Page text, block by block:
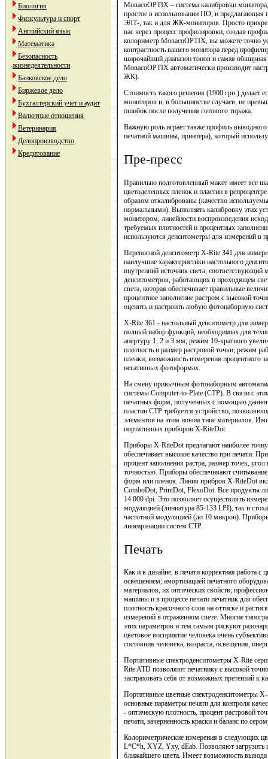
Биология
Физкультура и спорт
Английский язык
Математика
Безопасность
жизнедеятельности
Банковское дело
Биржевое дело
Бухгалтерский учет и аудит
Валютные отношения
Ветеринария
Делопроизводство
Кредитование
MonacoOPTIX – система калибровки
простое в использовании ПО, и
ЭЛТ-, так и для ЖК-мониторов. Просто
вас через процесс профилировки, создав
колориметр MonacoOPTIX, вы можете точно
контрастность вашего монитора перед
широчайший диапазон тонов и самая
MonacoOPTIX автоматически производит
ЖК).
Стоимость такого решения (1900 грн.) делает
мониторов и, в большинстве случаев, не
ошибок после получения готового тиража.
Важную роль играет также профиль
печатной машины, принтера), который
Пре-пресс
Правильно подготовленный макет имеет все
цветоделенных пленок и пластин в
образом откалиброваны (качество
нормальными). Выполнять калибровку этих
монитором, линейности воспроизведения
требуемых плотностей и процентных
используются денситометры для измерений
Переносной денситометр X-Rite 341 для
наилучшие характеристики настольного
внутренний источник света,
денситометров, работающих в проходящем
света, которая обеспечивает правильные
процентное заполнение растром с высокой
оценить и настроить любую фотонаборную
X-Rite 361 - настольный денситометр для
полный набор функций, необходимых для
апертуру 1, 2 и 3 мм; режим 10-кратного
плотность и размер растровой точки; режим
пленки; возможность измерения процентного
негативных фотоформах.
На смену привычным фотонаборным
системы Computer-to-Plate (CTP). В связи с
печатных форм, полученных с помощью
пластин CTP требуется устройство,
элементов на этом новом типе материалов.
портативных приборов X-RiteDot.
Приборы X-RiteDot предлагают наиболее
обеспечивает высокое качество при печати.
процент заполнения растра, размер точек,
точностью. Приборы обеспечивают
форм или пленок. Линия прибров X-RiteDot
ComboDot, PrintDot, FlexoDot. Все продукты
14 000 dpi. Это позволяет осуществлять
модуляцией (линиатура 85-133 LPI), так и
частотной модуляцией (до 10 микрон).
линеаризации систем CTP.
Печать
Как и в дизайне, в печати корректная работа
освещением; амортизацией печатного
материалов, их оптических свойств;
машины и в процессе печати печатник для
плотность красочного слоя на оттиске и
измерений в отраженном свете. Многие
этих параметров и тем самым рискуют
цветовое восприятие человека очень
состояния человека, возраста, освещения,
Портативные спектроденситометры X-Rite
Rite ATD позволяют печатнику с высокой
застраховать себя от возможных претензий к
Портативные цветные спектроденситометры
основные параметры печати для контроля
- оптическую плотность, процент растровой
печати, зачерненность краски и баланс по
Колориметрические измерения в следующих
L*C*h, XYZ, Yxy, dЕab. Позволяют загрузить
ближайшего цвета. Имеет возможность